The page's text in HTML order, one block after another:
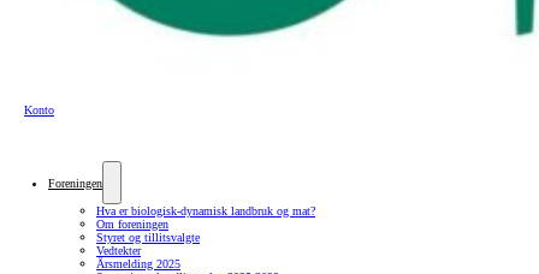
Konto
Foreningen
Hva er biologisk-dynamisk landbruk og mat?
Om foreningen
Styret og tillitsvalgte
Vedtekter
Årsmelding 2025